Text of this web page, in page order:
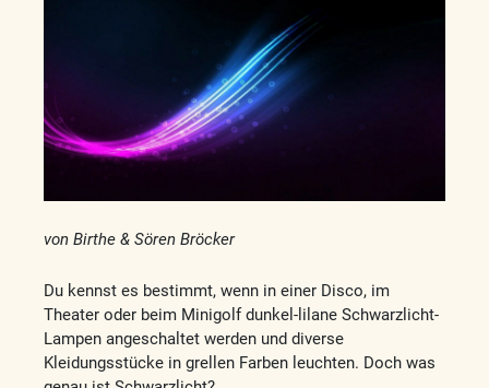
von Birthe & Sören Bröcker
Du kennst es bestimmt, wenn in einer Disco, im
Theater oder beim Minigolf dunkel-lilane Schwarzlicht-
Lampen angeschaltet werden und diverse
Kleidungsstücke in grellen Farben leuchten. Doch was